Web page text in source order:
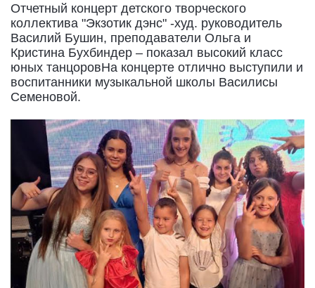
Отчетный концерт детского творческого
коллектива "Экзотик дэнс" -худ. руководитель
Василий Бушин, преподаватели Ольга и
Кристина Бухбиндер – показал высокий класс
юных танцоровНа концерте отлично выступили и
воспитанники музыкальной школы Василисы
Семеновой.